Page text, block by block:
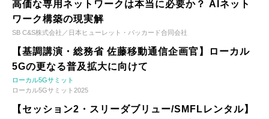
高価な専用ネットワークは本当に必要か？ AIネット
ワーク構築の現実解
SB C&S株式会社／日本ヒューレット・パッカード合同会社
【基調講演・総務省 佐藤移動通信企画官】ローカル
5Gの更なる普及拡大に向けて
ローカル5Gサミット
ローカル5Gサミット2025
【セッション2・スリーダブリュー/SMFLレンタル】